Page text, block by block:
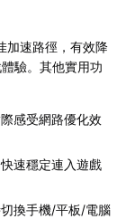
加速路徑，有效降
驗。其他實用功
感受網路優化效
速穩定連入遊戲
換手機/平板/電腦